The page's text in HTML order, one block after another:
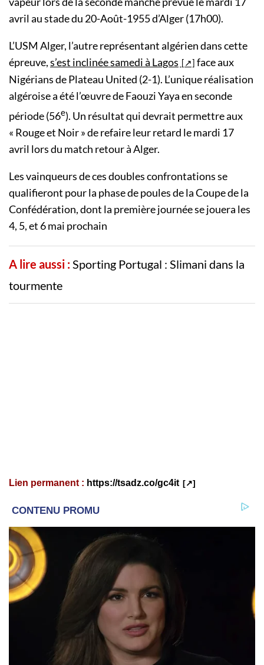
avril au stade du 20-Août-1955 d’Alger (17h00).
L’USM Alger, l’autre représentant algérien dans cette
épreuve,s’est inclinée samedi à Lagos
face aux
Nigérians de Plateau United (2-1). L’unique réalisation
algéroise a été l’œuvre de Faouzi Yaya en seconde
période (56e). Un résultat qui devrait permettre aux
« Rouge et Noir » de refaire leur retard le mardi 17
avril lors du match retour à Alger.
Les vainqueurs de ces doubles confrontations se
qualifieront pour la phase de poules de la Coupe de la
Confédération, dont la première journée se jouera les
4, 5, et 6 mai prochain
A lire aussi : Sporting Portugal : Slimani dans la
tourmente
Lien permanent : https://tsadz.co/gc4it